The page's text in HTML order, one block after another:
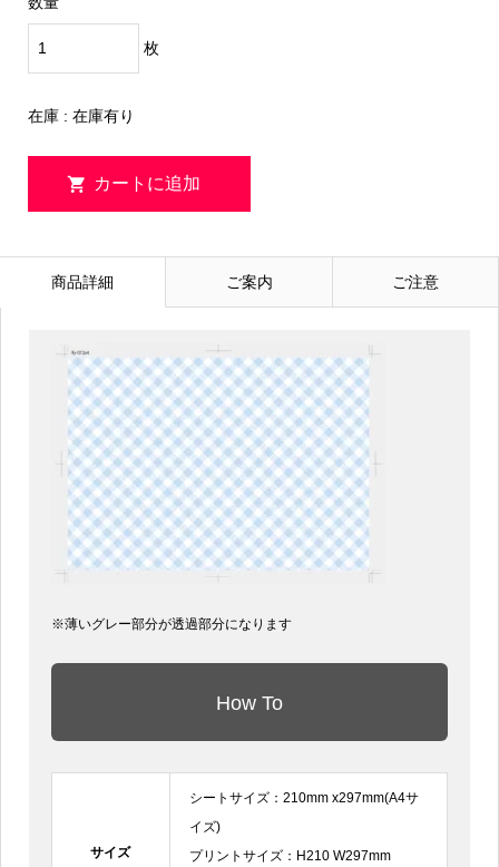
枚
在庫 : 在庫有り
商品詳細 ご案内 ご注意
※薄いグレー部分が透過部分になります
How To
サイズ
シートサイズ：210mm x297mm(A4サ
イズ)
プリントサイズ：H210 W297mm